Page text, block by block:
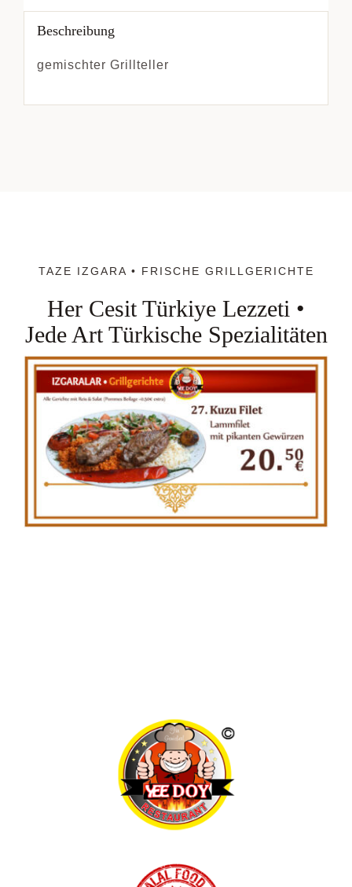
Beschreibung
gemischter Grillteller
TAZE IZGARA • FRISCHE GRILLGERICHTE
Her Cesit Türkiye Lezzeti •
Jede Art Türkische Spezialitäten